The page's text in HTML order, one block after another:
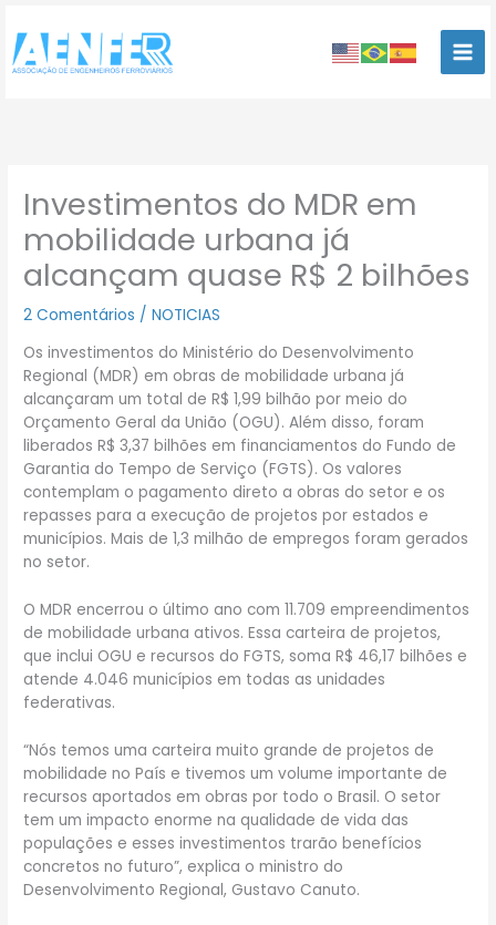
para
conteúdo
Investimentos do MDR em
mobilidade urbana já
alcançam quase R$ 2 bilhões
2 Comentários /NOTICIAS
Os investimentos do Ministério do Desenvolvimento
Regional (MDR) em obras de mobilidade urbana já
alcançaram um total de R$ 1,99 bilhão por meio do
Orçamento Geral da União (OGU). Além disso, foram
liberados R$ 3,37 bilhões em financiamentos do Fundo de
Garantia do Tempo de Serviço (FGTS). Os valores
contemplam o pagamento direto a obras do setor e os
repasses para a execução de projetos por estados e
municípios. Mais de 1,3 milhão de empregos foram gerados
no setor.
O MDR encerrou o último ano com 11.709 empreendimentos
de mobilidade urbana ativos. Essa carteira de projetos,
que inclui OGU e recursos do FGTS, soma R$ 46,17 bilhões e
atende 4.046 municípios em todas as unidades
federativas.
“Nós temos uma carteira muito grande de projetos de
mobilidade no País e tivemos um volume importante de
recursos aportados em obras por todo o Brasil. O setor
tem um impacto enorme na qualidade de vida das
populações e esses investimentos trarão benefícios
concretos no futuro”, explica o ministro do
Desenvolvimento Regional, Gustavo Canuto.